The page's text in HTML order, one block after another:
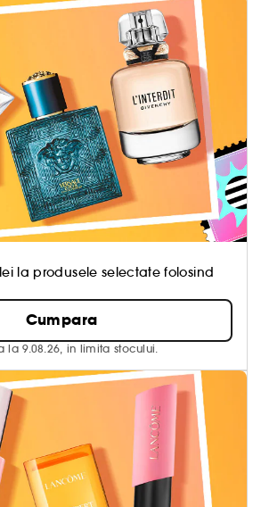
la produsele selectate folosind
Cumpara
la 9.08.26, in limita stocului.